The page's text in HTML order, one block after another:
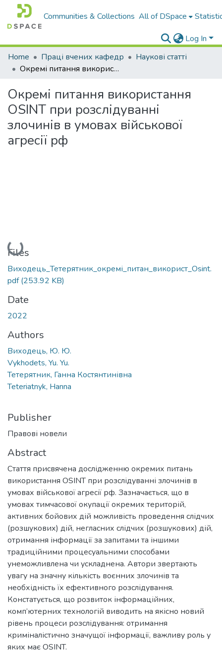
Communities & Collections All of DSpace
Log In
Home
Праці вчених кафедр
Наукові статті
Окремі питання використання OSINT при розслідуванні злочинів в умовах військової агресії рф
Окремі питання використання
OSINT при розслідуванні
злочинів в умовах військової
агресії рф
Loading...
Files
Виходець_Тетерятник_окремі_питан_використ_Оsint.
pdf(253.92 KB)
Date
2022
Authors
Виходець, Ю. Ю.
Vykhodets, Yu. Yu.
Тетерятник, Ганна Костянтинівна
Teteriatnyk, Hanna
Publisher
Правові новели
Abstract
Стаття присвячена дослідженню окремих питань
використання OSINT при розслідуванні злочинів в
умовах військової агресії рф. Зазначається, що в
умовах тимчасової окупації окремих територій,
активних бойових дій можливість проведення слідчих
(розшукових) дій, негласних слідчих (розшукових) дій,
отримання інформації за запитами та іншими
традиційними процесуальними способами
унеможливлена чи ускладнена. Автори звертають
увагу на значну кількість воєнних злочинів та
необхідність їх ефективного розслідування.
Констатується, що розвиток інформаційних,
комп’ютерних технологій виводить на якісно новий
рівень процеси розслідування: отримання
криміналістично значущої інформації, важливу роль у
яких має OSINT.